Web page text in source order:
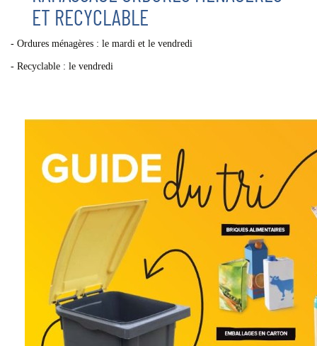
ET RECYCLABLE
- Ordures ménagères : le mardi et le vendredi
- Recyclable : le vendredi